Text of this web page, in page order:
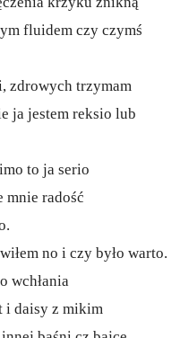
fluidem czy czymś
zdrowych trzymam
ja jestem reksio lub
to ja serio
mnie radość
no i czy było warto.
wchłania
i daisy z mikim